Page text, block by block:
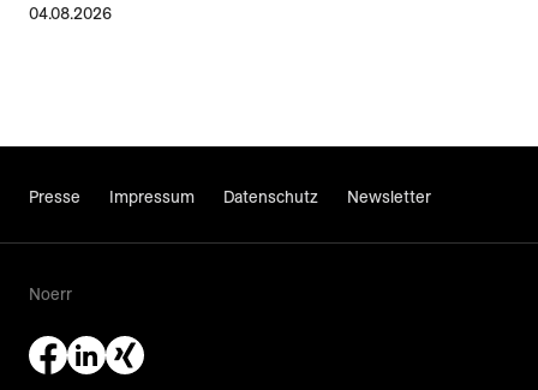
04.08.2026
Presse Impressum Datenschutz Newsletter
Noerr